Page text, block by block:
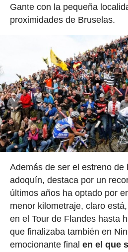
Gante con la pequeña
proximidades de Bruselas.
Además de ser el estreno de
adoquín, destaca por un
últimos años ha optado por
menor kilometraje, claro
en el Tour de Flandes hasta
que finalizaba también en
emocionante final en el que